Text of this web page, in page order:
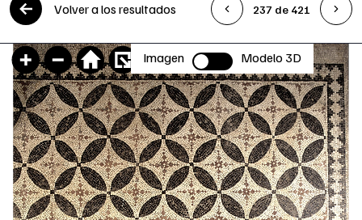
Volver a los resultados 237 de 421
Imagen Selector Modelo 3D